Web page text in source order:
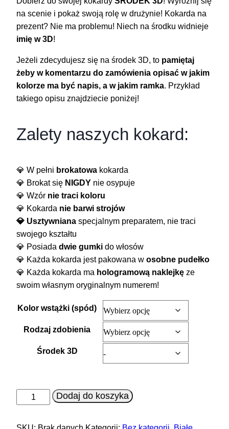
na scenie i pokaż swoją rolę w drużynie! Kokarda na
prezent? Nie ma problemu! Niech na środku widnieje
imię w 3D!
Jeżeli zdecydujesz się na środek 3D, to pamiętaj
żeby w komentarzu do zamówienia opisać w jakim
kolorze ma być napis, a w jakim ramka. Przykład
takiego opisu znajdziecie poniżej!
Zalety naszych kokard:
💎 W pełni brokatowa kokarda
💎 Brokat się NIGDY nie osypuje
💎 Wzór nie traci koloru
💎 Kokarda nie barwi strojów
💎 Usztywniana specjalnym preparatem, nie traci
swojego kształtu
💎 Posiada dwie gumki do włosów
💎 Każda kokarda jest pakowana w osobne pudełko
💎 Każda kokarda ma hologramową naklejkę ze
swoim własnym oryginalnym numerem!
Kolor wstążki (spód)
Rodzaj zdobienia
Środek 3D
ilość
Dodaj do koszyka